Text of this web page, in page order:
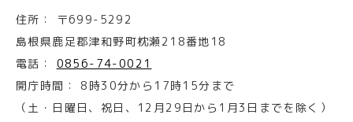
住所：
〒699-5292
島根県鹿足郡津和野町枕瀬218番地18
電話：
0856-74-0021
開庁時間：
8時30分から17時15分まで
（土・日曜日、祝日、12月29日から1月3日までを除く）